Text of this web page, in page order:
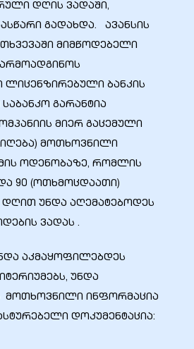
დღის ვადაში,
გადახდა. ავანსის
მიმწოდებელი
ბანკის
გარანტია
მიერ გაცემული
მოთხოვნილი
ოდენობაზე, რომლის
90 (ოთხმოცდაათი)
უნდა აღემატებოდეს
ვადას .
აკმაყოფილებდეს
უნდა
მოთხოვნილი ინფორმაცია
დოკუმენტაცია: